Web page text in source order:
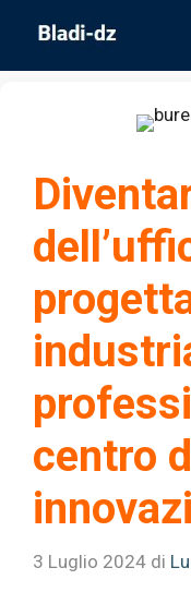
contenuto
centro
3 Luglio 2024 di